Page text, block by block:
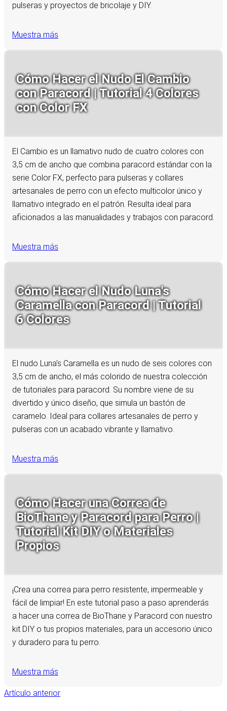
pulseras y proyectos de bricolaje y DIY.
Muestra más
Cómo Hacer el Nudo El Cambio
con Paracord | Tutorial 4 Colores
con Color FX
El Cambio es un llamativo nudo de cuatro colores con
3,5 cm de ancho que combina paracord estándar con la
serie Color FX, perfecto para pulseras y collares
artesanales de perro con un efecto multicolor único y
llamativo integrado en el patrón. Resulta ideal para
aficionados a las manualidades y trabajos con paracord.
Muestra más
Cómo Hacer el Nudo Luna's
Caramella con Paracord | Tutorial
6 Colores
El nudo Luna's Caramella es un nudo de seis colores con
3,5 cm de ancho, el más colorido de nuestra colección
de tutoriales para paracord. Su nombre viene de su
divertido y único diseño, que simula un bastón de
caramelo. Ideal para collares artesanales de perro y
pulseras con un acabado vibrante y llamativo.
Muestra más
Cómo Hacer una Correa de
BioThane y Paracord para Perro |
Tutorial Kit DIY o Materiales
Propios
¡Crea una correa para perro resistente, impermeable y
fácil de limpiar! En este tutorial paso a paso aprenderás
a hacer una correa de BioThane y Paracord con nuestro
kit DIY o tus propios materiales, para un accesorio único
y duradero para tu perro.
Muestra más
Artículo anterior